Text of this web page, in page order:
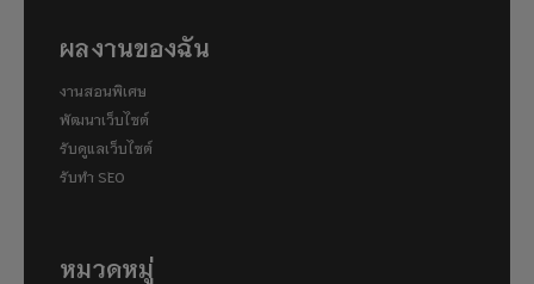
ผลงานของฉัน
งานสอนพิเศษ
พัฒนาเว็บไซต์
รับดูแลเว็บไซต์
รับทำ SEO
หมวดหมู่